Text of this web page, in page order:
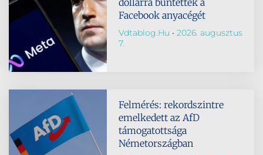
dollárra büntették a
Facebook anyacégét
Vdtablog.hu
2026. augusztus
7.
Felmérés: rekordszintre
emelkedett az AfD
támogatottsága
Németországban